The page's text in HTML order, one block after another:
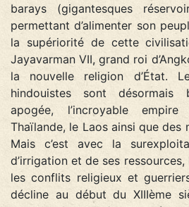
barays (gigantesques
permettant d’alimenter son
la supériorité de cette
Jayavarman VII, grand roi
la nouvelle religion d’État.
hindouistes sont désormais
apogée, l’incroyable
Thaïlande, le Laos ainsi que des
Mais c’est avec la
d’irrigation et de ses ressources,
les conflits religieux et
décline au début du XIIIème